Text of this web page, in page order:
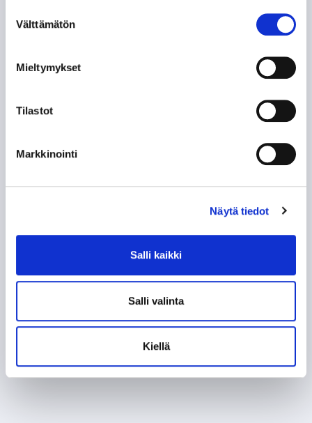
valinta
Välttämätön
Mieltymykset
Tilastot
Markkinointi
Näytä tiedot
Salli kaikki
Salli valinta
Kiellä